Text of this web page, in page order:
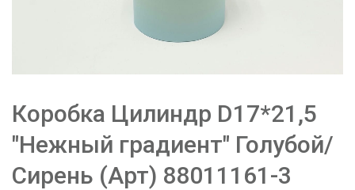
Коробка Цилиндр D17*21,5
"Нежный градиент" Голубой/
Сирень (Арт) 88011161-3